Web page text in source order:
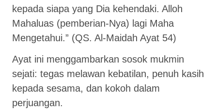
kepada siapa yang Dia kehendaki. Alloh
Mahaluas (pemberian-Nya) lagi Maha
Mengetahui.” (QS. Al-Maidah Ayat 54)
Ayat ini menggambarkan sosok mukmin
sejati: tegas melawan kebatilan, penuh kasih
kepada sesama, dan kokoh dalam
perjuangan.